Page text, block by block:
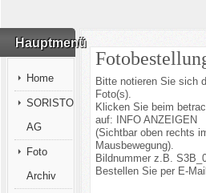
Hauptmenü
Home
SORISTO
AG
Foto
Archiv
Bitte notieren Sie sich
Foto(s).
Klicken Sie beim
auf: INFO ANZEIGEN
(Sichtbar oben rechts
Mausbewegung).
Bildnummer z.B.
Bestellen Sie per E-